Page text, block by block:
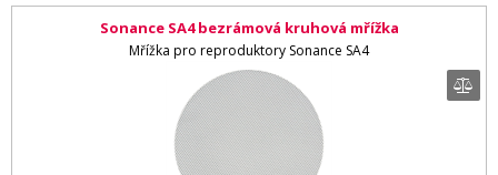
Sonance SA4 bezrámová kruhová mřížka
Mřížka pro reproduktory Sonance SA4